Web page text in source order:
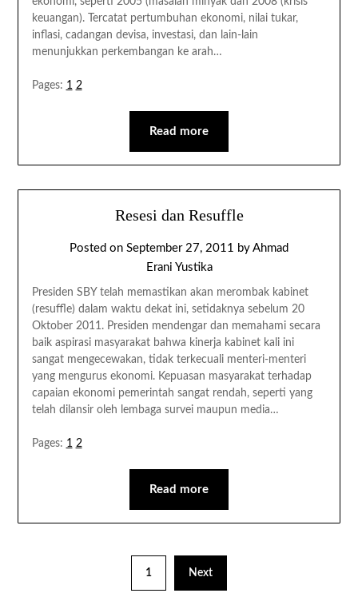
keuangan). Tercatat pertumbuhan ekonomi, nilai tukar,
inflasi, cadangan devisa, investasi, dan lain-lain
menunjukkan perkembangan ke arah…
Pages: 1 2
Read more
Resesi dan Resuffle
Posted on September 27, 2011 by Ahmad
Erani Yustika
Presiden SBY telah memastikan akan merombak kabinet
(resuffle) dalam waktu dekat ini, setidaknya sebelum 20
Oktober 2011. Presiden mendengar dan memahami secara
baik aspirasi masyarakat bahwa kinerja kabinet kali ini
sangat mengecewakan, tidak terkecuali menteri-menteri
yang mengurus ekonomi. Kepuasan masyarakat terhadap
capaian ekonomi pemerintah sangat rendah, seperti yang
telah dilansir oleh lembaga survei maupun media…
Pages: 1 2
Read more
1 Next